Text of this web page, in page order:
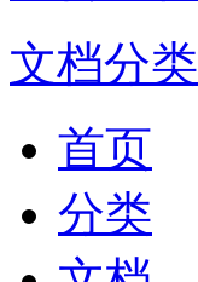
文档分类
首页
分类